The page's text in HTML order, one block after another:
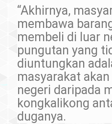
“Akhirnya,
membawa
membeli di luar
pungutan yang
diuntungkan
masyarakat
negeri daripada
kongkalikong
duganya.